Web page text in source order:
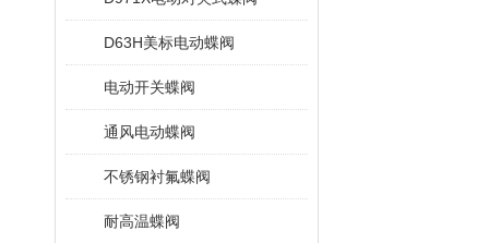
D63H美标电动蝶阀
电动开关蝶阀
通风电动蝶阀
不锈钢衬氟蝶阀
耐高温蝶阀